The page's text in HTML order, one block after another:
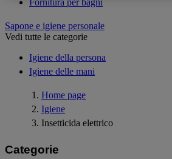
Sapone e igiene personale
Vedi tutte le categorie
Igiene della persona
Igiene delle mani
Home page
Igiene
Insetticida elettrico
Categorie